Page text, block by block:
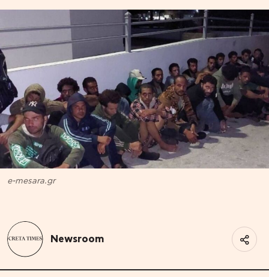
e-mesara.gr
Newsroom